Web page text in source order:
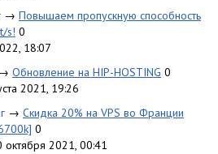
→ Повышаем пропускную способность
s! 0
18:07
Обновление на HIP-HOSTING 0
2021, 19:26
→ Скидка 20% на VPS во Франции
0
октября 2021, 00:41